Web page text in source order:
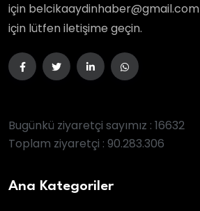
için
için lütfen iletişime geçin.
Bugünkü ziyaretçi sayımız : 16632
Toplam ziyaretçi : 90.283.306
Ana Kategoriler